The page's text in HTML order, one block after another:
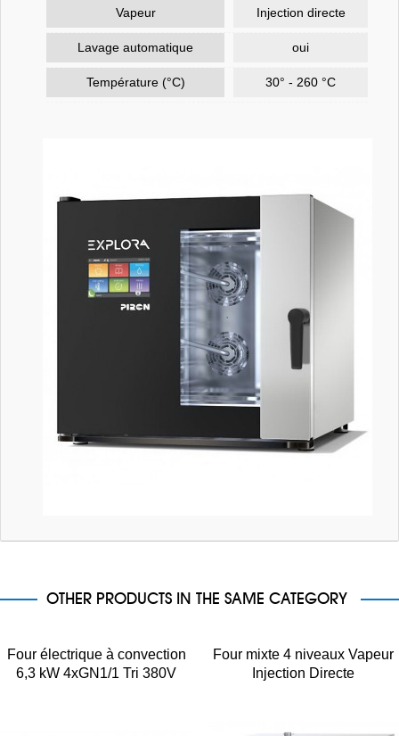
Vapeur Injection directe
Lavage automatique oui
Température (°C) 30° - 260 °C
OTHER PRODUCTS IN THE SAME CATEGORY
Four électrique à convection
6,3 kW 4xGN1/1 Tri 380V
Four mixte 4 niveaux Vapeur
Injection Directe